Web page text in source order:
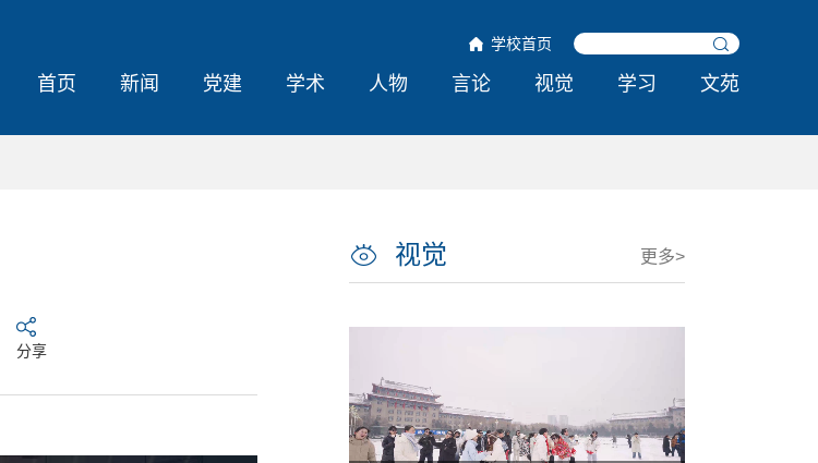
学校首页
首页 新闻 党建 学术 人物 言论 视觉 学习 文苑
分享
视觉 更多>